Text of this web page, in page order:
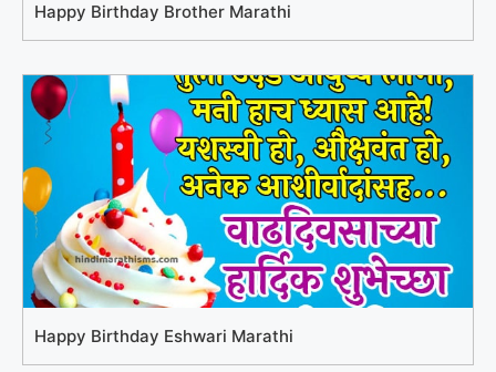
Happy Birthday Brother Marathi
Happy Birthday Eshwari Marathi